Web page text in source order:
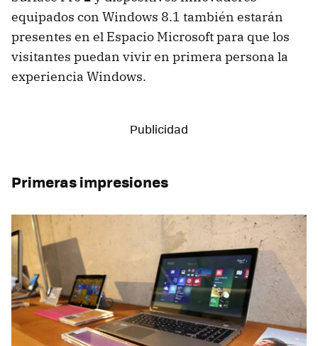
equipados con Windows 8.1 también estarán
presentes en el Espacio Microsoft para que los
visitantes puedan vivir en primera persona la
experiencia Windows.
Primeras impresiones